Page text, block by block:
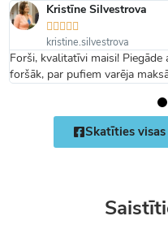
Kristīne Silvestrova
    
kristine.silvestrova
Forši, kvalitatīvi maisi!
foršāk, par pufiem varēja
Skatīties